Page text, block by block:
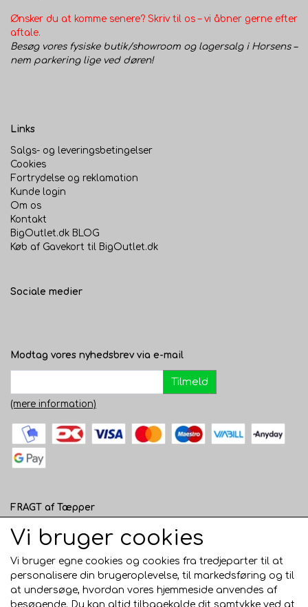
Ønsker du at komme senere? Skriv til os – vi åbner gerne efter
aftale.
Besøg vores fysiske butik/showroom og lagersalg i Horsens –
nem parkering lige ved døren!
Links
Salgs- og leveringsbetingelser
Cookies
Fortrydelse og reklamation
Kunde login
Om os
Kontakt
BigOutlet.dk BLOG
Køb af Gavekort til BigOutlet.dk
Sociale medier
Modtag vores nyhedsbrev via e-mail
Tilmeld
(mere information)
FRAGT af Tæpper
1 - 120 cm bred - 49 kr. til pakkeshop eller 82 kr.
hjemmelevering
121 - 200 cm bred - 99 kr. hjemmelevering
Over 200 cm bred - KUN Afhentning i Horsens
Vi bruger cookies
Vi bruger egne cookies og cookies fra tredjeparter til at
personalisere din brugeroplevelse, til markedsføring og til
at undersøge, hvordan vores hjemmeside anvendes af
besøgende. Du kan altid tilbagekalde dit samtykke ved at